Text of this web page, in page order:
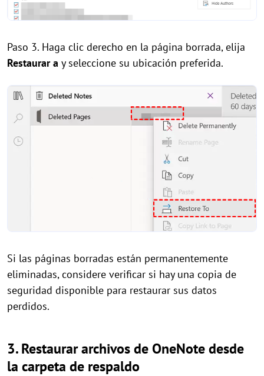
Paso 3. Haga clic derecho en la página borrada, elija
Restaurar a y seleccione su ubicación preferida.
Si las páginas borradas están permanentemente
eliminadas, considere verificar si hay una copia de
seguridad disponible para restaurar sus datos
perdidos.
3. Restaurar archivos de OneNote desde
la carpeta de respaldo